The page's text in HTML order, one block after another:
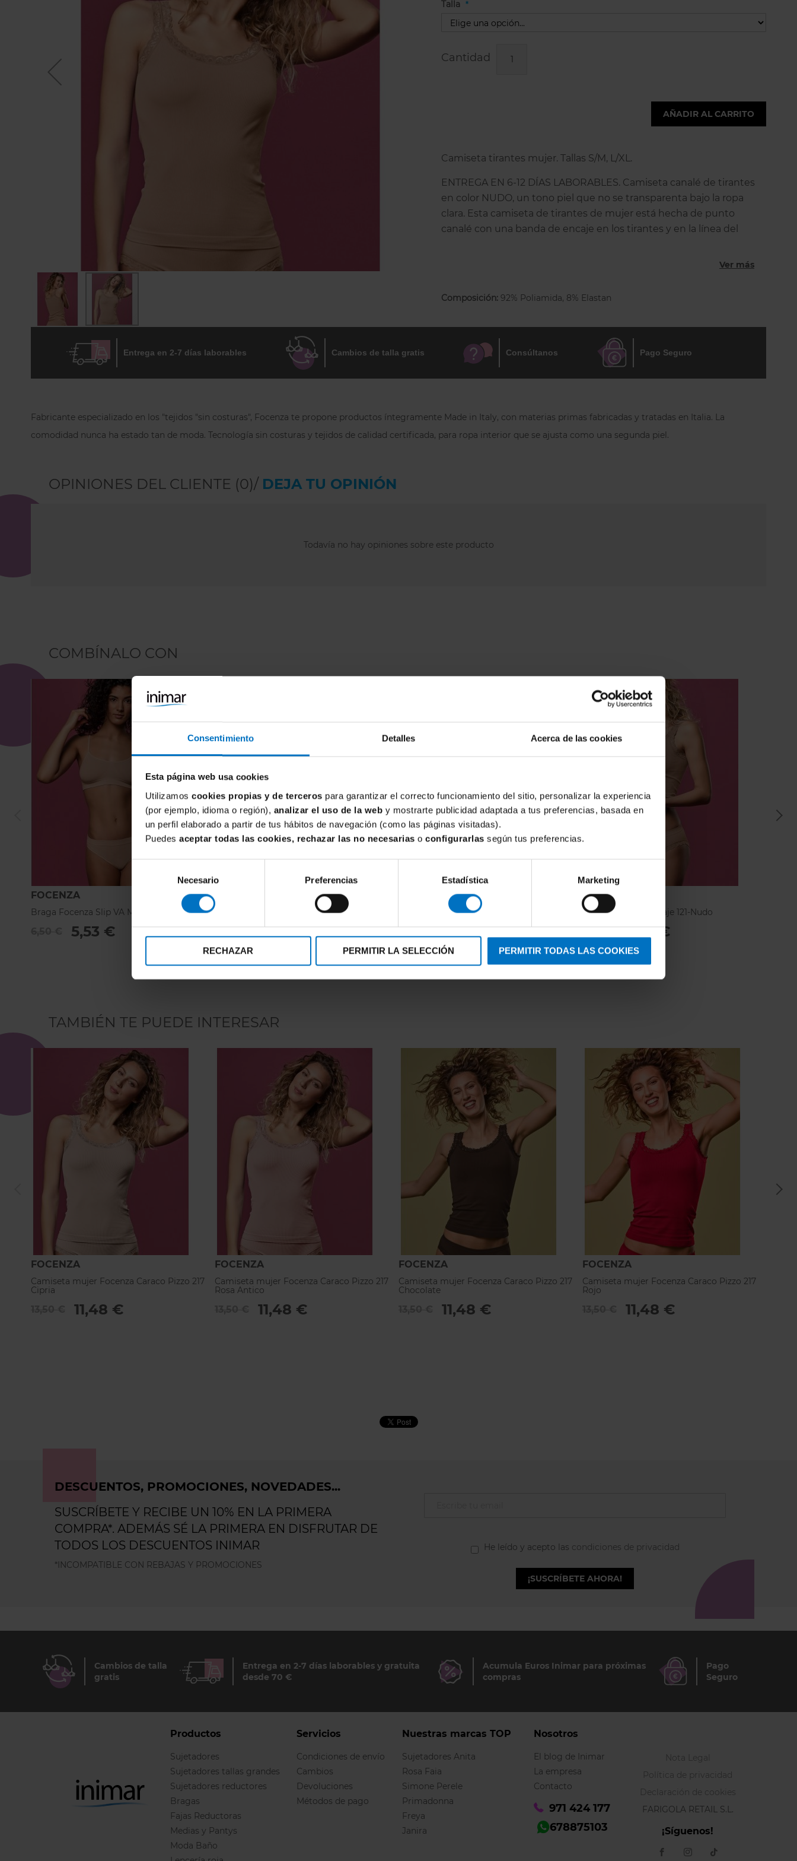
Consentimiento Detalles Acerca de las cookies
Esta página web usa cookies
Utilizamos cookies propias y de terceros para garantizar el correcto funcionamiento del sitio, personalizar la experiencia
(por ejemplo, idioma o región), analizar el uso de la web y mostrarte publicidad adaptada a tus preferencias, basada en
un perfil elaborado a partir de tus hábitos de navegación (como las páginas visitadas).
Puedes aceptar todas las cookies, rechazar las no necesarias o configurarlas según tus preferencias.
consentimiento
Necesario Preferencias Estadística Marketing
RECHAZAR PERMITIR LA SELECCIÓN PERMITIR TODAS LAS COOKIES
Talla
Cantidad
AÑADIR AL CARRITO
Camiseta tirantes mujer. Tallas S/M, L/XL.
ENTREGA EN 6-12 DÍAS LABORABLES. Camiseta canalé de tirantes
en color NUDO, un tono piel que no se transparenta bajo la ropa
clara. Esta camiseta de tirantes de mujer está hecha de punto
canalé con una banda de encaje en los tirantes y en la línea del
costuras laterales ni etiquetas que molesten, la información está
Ver más
Composición: 92% Poliamida, 8% Elastan
of
Entrega en 2-7 días laborables Cambios de talla gratis Consúltanos Pago Seguro
Fabricante especializado en los "tejidos "sin costuras", Focenza te propone productos íntegramente Made in Italy, con materias primas fabricadas y tratadas en Italia. La
comodidad nunca ha estado tan de moda. Tecnología sin costuras y tejidos de calidad certificada, para ropa interior que se ajusta como una segunda piel.
OPINIONES DEL CLIENTE (0)/ DEJA TU OPINIÓN
Todavía no hay opiniones sobre este producto
COMBÍNALO CON
FOCENZA
Braga Focenza Slip VA Micro 113-Nudo
5,53 €
Brasileña Focenza Encaje 146-nudo
8,71 €
Tanga Focenza Micro 102-Nudo
5,02 €
FOCENZA
Braga Focenza Encaje 121-Nudo
7,44 €
TAMBIÉN TE PUEDE INTERESAR
FOCENZA
Camiseta mujer Focenza Caraco Pizzo 217
Cipria
11,48 €
FOCENZA
Camiseta mujer Focenza Caraco Pizzo 217
Rosa Antico
11,48 €
FOCENZA
Camiseta mujer Focenza Caraco Pizzo 217
Chocolate
11,48 €
FOCENZA
Camiseta mujer Focenza Caraco Pizzo 217
Rojo
11,48 €
DESCUENTOS, PROMOCIONES, NOVEDADES...
SUSCRÍBETE Y RECIBE UN 10% EN LA PRIMERA
COMPRA*. ADEMÁS SÉ LA PRIMERA EN DISFRUTAR DE
TODOS LOS DESCUENTOS INIMAR
*INCOMPATIBLE CON REBAJAS Y PROMOCIONES
He leído y acepto las condiciones de privacidad
¡SUSCRÍBETE AHORA!
Cambios de talla
gratis
Entrega en 2-7 días laborables y gratuita
desde 70 €
Acumula Euros Inimar para próximas
compras
Pago
Seguro
Productos
Sujetadores
Sujetadores tallas grandes
Sujetadores reductores
Bragas
Fajas Reductoras
Medias y Pantys
Moda Baño
Servicios
Condiciones de envío
Cambios
Devoluciones
Métodos de pago
Nuestras marcas TOP
Sujetadores Anita
Rosa Faia
Simone Perele
Primadonna
Freya
Janira
Nosotros
El blog de Inimar
La empresa
Contacto
971 424 177
678875103
Nota Legal
Política de privacidad
Declaración de cookies
FARIGOLA RETAIL S.L.
¡Síguenos!